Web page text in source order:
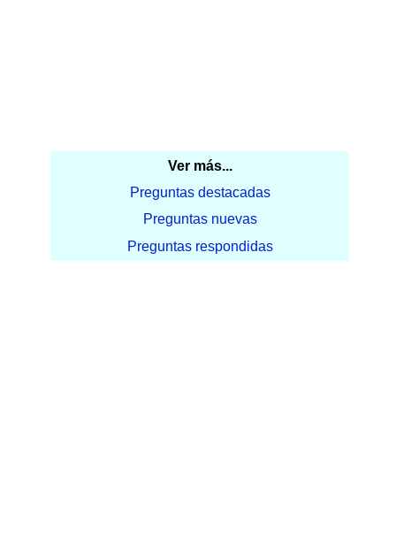
Ver más...
Preguntas destacadas
Preguntas nuevas
Preguntas respondidas